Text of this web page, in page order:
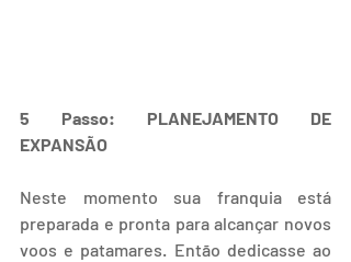
5 Passo: PLANEJAMENTO DE
EXPANSÃO
Neste momento sua franquia está
preparada e pronta para alcançar novos
voos e patamares. Então dedicasse ao